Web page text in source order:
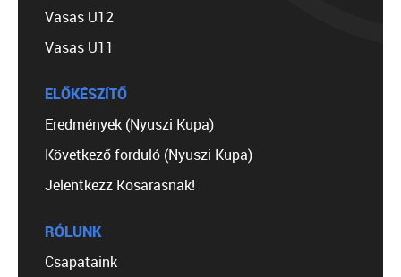
Vasas U12
Vasas U11
ELŐKÉSZÍTŐ
Eredmények (Nyuszi Kupa)
Következő forduló (Nyuszi Kupa)
Jelentkezz Kosarasnak!
RÓLUNK
Csapataink